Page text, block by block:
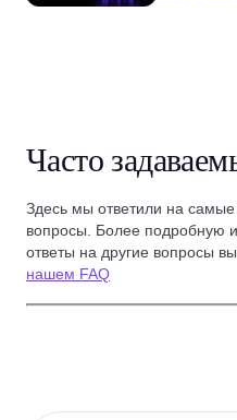
Часто
Здесь мы ответили на
вопросы. Более подробную
ответы на другие вопросы
нашем FAQ